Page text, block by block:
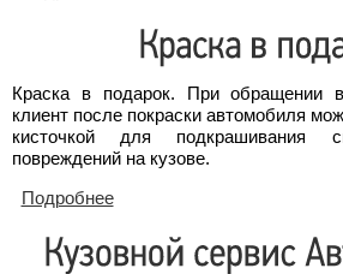
Краска в подарок. При обращении
клиент после покраски автомобиля
кисточкой для подкрашивания
повреждений на кузове.
Подробнеео Краска в подарок